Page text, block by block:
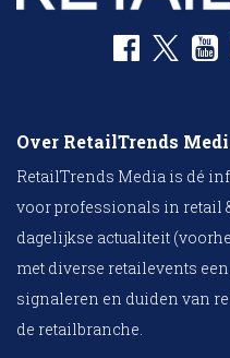
Over RetailTrends
RetailTrends Media is dé
voor professionals in retail
dagelijkse actualiteit
met diverse retailevents
signaleren en duiden van
de retailbranche.